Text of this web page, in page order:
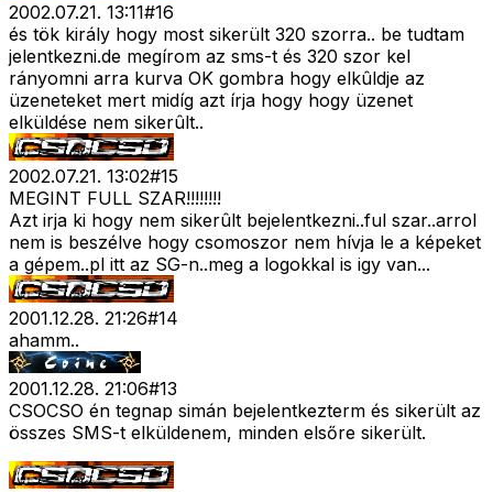
2002.07.21. 13:11#16
és tök király hogy most sikerült 320 szorra.. be tudtam
jelentkezni.de megírom az sms-t és 320 szor kel
rányomni arra kurva OK gombra hogy elkûldje az
üzeneteket mert midíg azt írja hogy hogy üzenet
elküldése nem sikerûlt..
2002.07.21. 13:02#15
MEGINT FULL SZAR!!!!!!!!
Azt irja ki hogy nem sikerûlt bejelentkezni..ful szar..arrol
nem is beszélve hogy csomoszor nem hívja le a képeket
a gépem..pl itt az SG-n..meg a logokkal is igy van...
2001.12.28. 21:26#14
ahamm..
2001.12.28. 21:06#13
CSOCSO én tegnap simán bejelentkezterm és sikerült az
összes SMS-t elküldenem, minden elsőre sikerült.